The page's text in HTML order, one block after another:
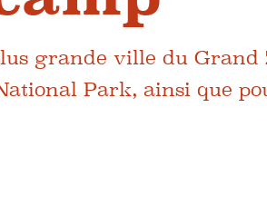
grande ville du Grand
Park, ainsi que